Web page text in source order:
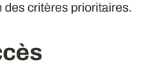
des critères prioritaires.